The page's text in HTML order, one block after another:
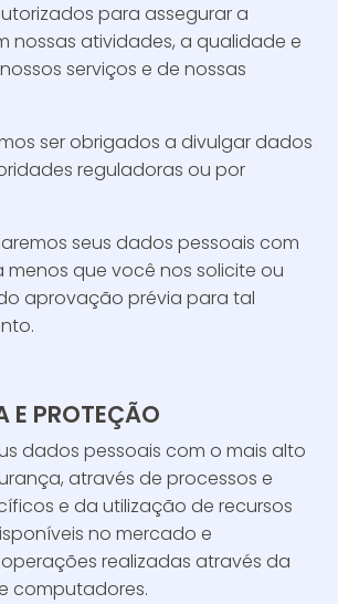
para assegurar a
nossas atividades, a qualidade e
serviços e de nossas
ser obrigados a divulgar dados
reguladoras ou por
seus dados pessoais com
menos que você nos solicite ou
aprovação prévia para tal
E PROTEÇÃO
dados pessoais com o mais alto
através de processos e
e da utilização de recursos
no mercado e
realizadas através da
computadores.